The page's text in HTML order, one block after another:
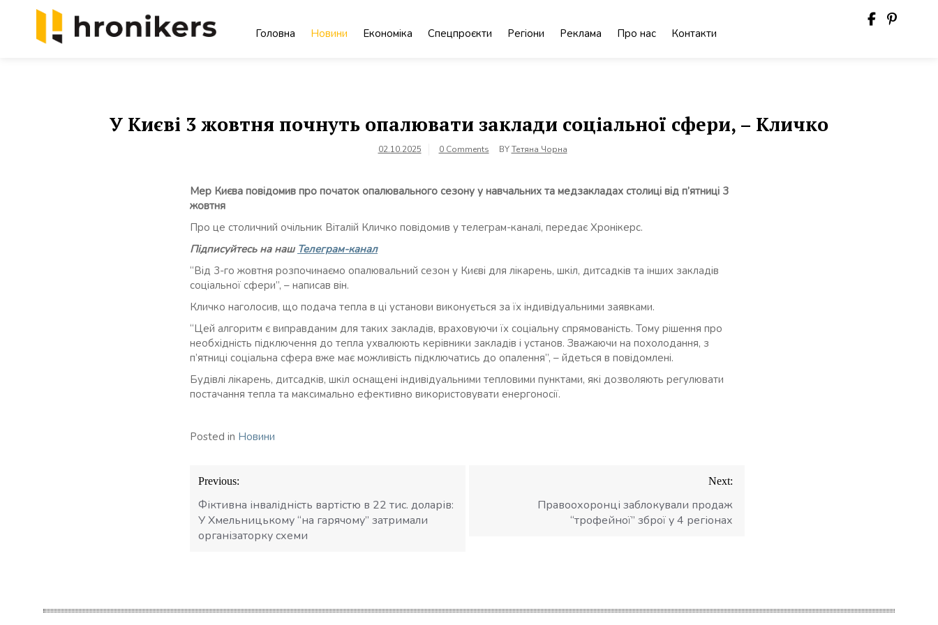
Головна Новини Економіка Спецпроєкти Регіони Реклама Про нас Контакти
У Києві 3 жовтня почнуть опалювати заклади соціальної сфери, – Кличко
02.10.2025 0 Comments BYТетяна Чорна
Мер Києва повідомив про початок опалювального сезону у навчальних та медзакладах столиці від п’ятниці 3
жовтня
Про це столичний очільник Віталій Кличко повідомив у телеграм-каналі, передає Хронікерс.
Підписуйтесь на наш Телеграм-канал
“Від 3-го жовтня розпочинаємо опалювальний сезон у Києві для лікарень, шкіл, дитсадків та інших закладів
соціальної сфери”, – написав він.
Кличко наголосив, що подача тепла в ці установи виконується за їх індивідуальними заявками.
“Цей алгоритм є виправданим для таких закладів, враховуючи їх соціальну спрямованість. Тому рішення про
необхідність підключення до тепла ухвалюють керівники закладів і установ. Зважаючи на похолодання, з
п’ятниці соціальна сфера вже має можливість підключатись до опалення”, – йдеться в повідомлені.
Будівлі лікарень, дитсадків, шкіл оснащені індивідуальними тепловими пунктами, які дозволяють регулювати
постачання тепла та максимально ефективно використовувати енергоносії.
Posted in Новини
Навігація
записів
Previous:
Фіктивна інвалідність вартістю в 22 тис. доларів:
У Хмельницькому “на гарячому” затримали
організаторку схеми
Next:
Правоохоронці заблокували продаж
“трофейної” зброї у 4 регіонах